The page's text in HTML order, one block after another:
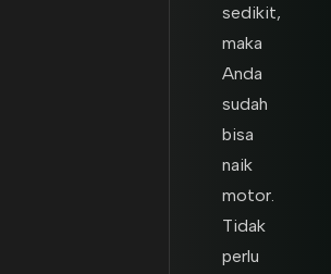
sedikit,
maka
Anda
sudah
bisa
naik
motor.
Tidak
perlu